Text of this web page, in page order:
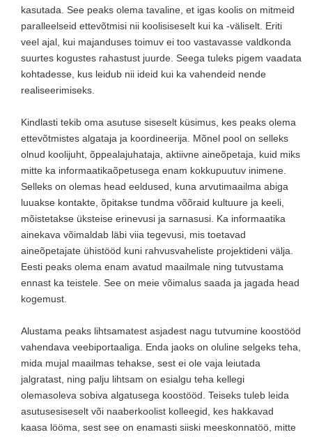
kasutada. See peaks olema tavaline, et igas koolis on mitmeid
paralleelseid ettevõtmisi nii koolisiseselt kui ka -väliselt. Eriti
veel ajal, kui majanduses toimuv ei too vastavasse valdkonda
suurtes kogustes rahastust juurde. Seega tuleks pigem vaadata
kohtadesse, kus leidub nii ideid kui ka vahendeid nende
realiseerimiseks.
Kindlasti tekib oma asutuse siseselt küsimus, kes peaks olema
ettevõtmistes algataja ja koordineerija. Mõnel pool on selleks
olnud koolijuht, õppealajuhataja, aktiivne aineõpetaja, kuid miks
mitte ka informaatikaõpetusega enam kokkupuutuv inimene.
Selleks on olemas head eeldused, kuna arvutimaailma abiga
luuakse kontakte, õpitakse tundma võõraid kultuure ja keeli,
mõistetakse üksteise erinevusi ja sarnasusi. Ka informaatika
ainekava võimaldab läbi viia tegevusi, mis toetavad
aineõpetajate ühistööd kuni rahvusvaheliste projektideni välja.
Eesti peaks olema enam avatud maailmale ning tutvustama
ennast ka teistele. See on meie võimalus saada ja jagada head
kogemust.
Alustama peaks lihtsamatest asjadest nagu tutvumine koostööd
vahendava veebiportaaliga. Enda jaoks on oluline selgeks teha,
mida mujal maailmas tehakse, sest ei ole vaja leiutada
jalgratast, ning palju lihtsam on esialgu teha kellegi
olemasoleva sobiva algatusega koostööd. Teiseks tuleb leida
asutusesiseselt või naaberkoolist kolleegid, kes hakkavad
kaasa lööma, sest see on enamasti siiski meeskonnatöö, mitte